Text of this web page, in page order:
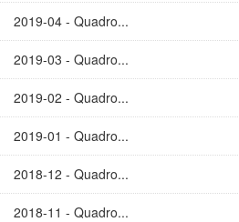
2019-04 - Quadro...
2019-03 - Quadro...
2019-02 - Quadro...
2019-01 - Quadro...
2018-12 - Quadro...
2018-11 - Quadro...